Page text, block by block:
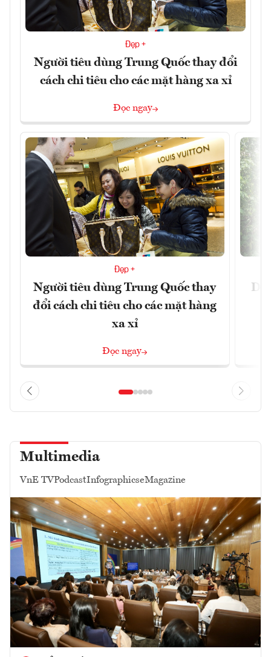
Đẹp +
Người tiêu dùng Trung Quốc thay đổi
cách chi tiêu cho các mặt hàng xa xỉ
Đọc ngay
Đẹp +
Người tiêu dùng Trung Quốc thay
đổi cách chi tiêu cho các mặt hàng
xa xỉ
Đọc ngay
Du
Multimedia
VnE TVPodcastInfographicseMagazine